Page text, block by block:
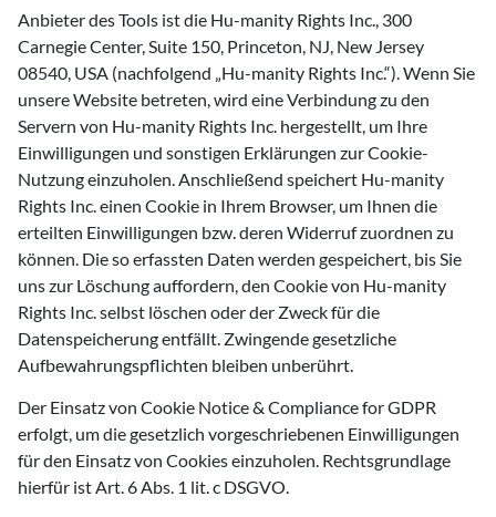
Anbieter des Tools ist die Hu-manity Rights Inc., 300
Carnegie Center, Suite 150, Princeton, NJ, New Jersey
08540, USA (nachfolgend „Hu-manity Rights Inc.“). Wenn Sie
unsere Website betreten, wird eine Verbindung zu den
Servern von Hu-manity Rights Inc. hergestellt, um Ihre
Einwilligungen und sonstigen Erklärungen zur Cookie-
Nutzung einzuholen. Anschließend speichert Hu-manity
Rights Inc. einen Cookie in Ihrem Browser, um Ihnen die
erteilten Einwilligungen bzw. deren Widerruf zuordnen zu
können. Die so erfassten Daten werden gespeichert, bis Sie
uns zur Löschung auffordern, den Cookie von Hu-manity
Rights Inc. selbst löschen oder der Zweck für die
Datenspeicherung entfällt. Zwingende gesetzliche
Aufbewahrungspflichten bleiben unberührt.
Der Einsatz von Cookie Notice & Compliance for GDPR
erfolgt, um die gesetzlich vorgeschriebenen Einwilligungen
für den Einsatz von Cookies einzuholen. Rechtsgrundlage
hierfür ist Art. 6 Abs. 1 lit. c DSGVO.